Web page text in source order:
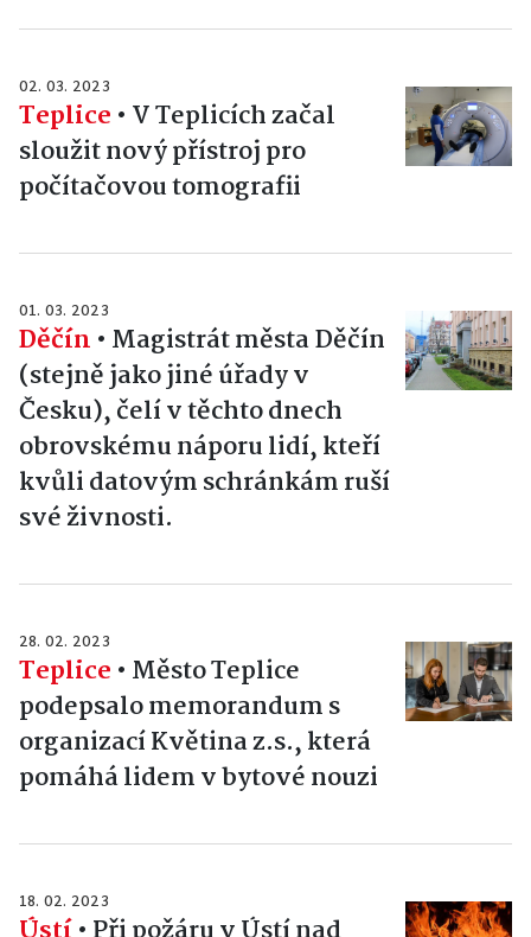
02. 03. 2023
Teplice • V Teplicích začal
sloužit nový přístroj pro
počítačovou tomografii
01. 03. 2023
Děčín • Magistrát města Děčín
(stejně jako jiné úřady v
Česku), čelí v těchto dnech
obrovskému náporu lidí, kteří
kvůli datovým schránkám ruší
své živnosti.
28. 02. 2023
Teplice • Město Teplice
podepsalo memorandum s
organizací Květina z.s., která
pomáhá lidem v bytové nouzi
18. 02. 2023